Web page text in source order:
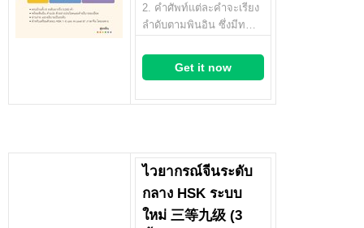
2. คำศัพท์แต่ละคำจะเรียง
ลำดับตามพินอิน ซึ่งมีท…
Get it now
ไวยากรณ์จีนระดับ
กลาง HSK ระบบ
ใหม่ 三等九级 (3